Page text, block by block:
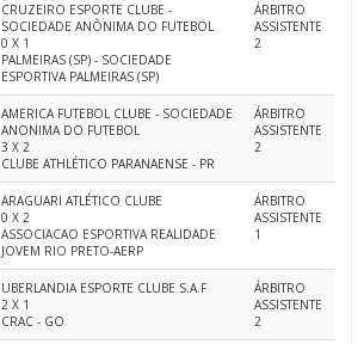
CRUZEIRO ESPORTE CLUBE -
SOCIEDADE ANÔNIMA DO FUTEBOL
0 X 1
PALMEIRAS (SP) - SOCIEDADE
ESPORTIVA PALMEIRAS (SP)
ÁRBITRO
ASSISTENTE
2
AMERICA FUTEBOL CLUBE - SOCIEDADE
ANONIMA DO FUTEBOL
3 X 2
CLUBE ATHLÉTICO PARANAENSE - PR
ÁRBITRO
ASSISTENTE
2
ARAGUARI ATLÉTICO CLUBE
0 X 2
ASSOCIACAO ESPORTIVA REALIDADE
JOVEM RIO PRETO-AERP
ÁRBITRO
ASSISTENTE
1
UBERLANDIA ESPORTE CLUBE S.A.F
2 X 1
CRAC - GO
ÁRBITRO
ASSISTENTE
2